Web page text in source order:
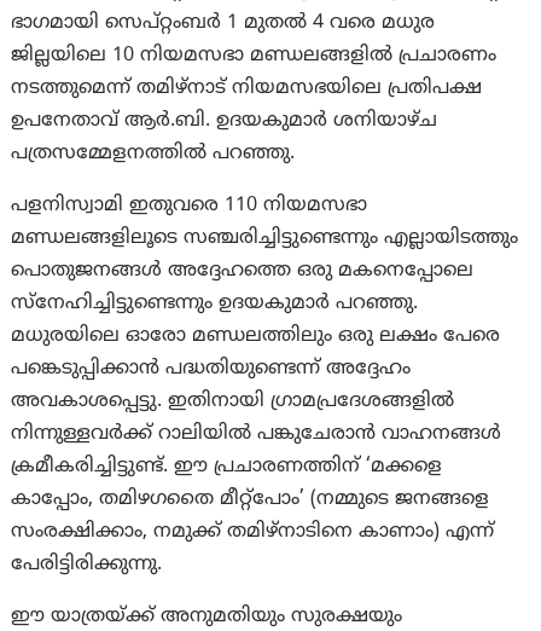
ഭാഗമായി സെപ്റ്റംബർ 1 മുതൽ 4 വരെ മധുര
ജില്ലയിലെ 10 നിയമസഭാ മണ്ഡലങ്ങളിൽ പ്രചാരണം
നടത്തുമെന്ന് തമിഴ്‌നാട് നിയമസഭയിലെ പ്രതിപക്ഷ
ഉപനേതാവ് ആർ.ബി. ഉദയകുമാർ ശനിയാഴ്ച
പത്രസമ്മേളനത്തിൽ പറഞ്ഞു.
പളനിസ്വാമി ഇതുവരെ 110 നിയമസഭാ
മണ്ഡലങ്ങളിലൂടെ സഞ്ചരിച്ചിട്ടുണ്ടെന്നും എല്ലായിടത്തും
പൊതുജനങ്ങൾ അദ്ദേഹത്തെ ഒരു മകനെപ്പോലെ
സ്നേഹിച്ചിട്ടുണ്ടെന്നും ഉദയകുമാർ പറഞ്ഞു.
മധുരയിലെ ഓരോ മണ്ഡലത്തിലും ഒരു ലക്ഷം പേരെ
പങ്കെടുപ്പിക്കാൻ പദ്ധതിയുണ്ടെന്ന് അദ്ദേഹം
അവകാശപ്പെട്ടു. ഇതിനായി ഗ്രാമപ്രദേശങ്ങളിൽ
നിന്നുള്ളവർക്ക് റാലിയിൽ പങ്കുചേരാൻ വാഹനങ്ങൾ
ക്രമീകരിച്ചിട്ടുണ്ട്. ഈ പ്രചാരണത്തിന് ‘മക്കളെ
കാപ്പോം, തമിഴഗതൈ മീറ്റ്പോം’ (നമ്മുടെ ജനങ്ങളെ
സംരക്ഷിക്കാം, നമുക്ക് തമിഴ്‌നാടിനെ കാണാം) എന്ന്
പേരിട്ടിരിക്കുന്നു.
ഈ യാത്രയ്ക്ക് അനുമതിയും സുരക്ഷയും